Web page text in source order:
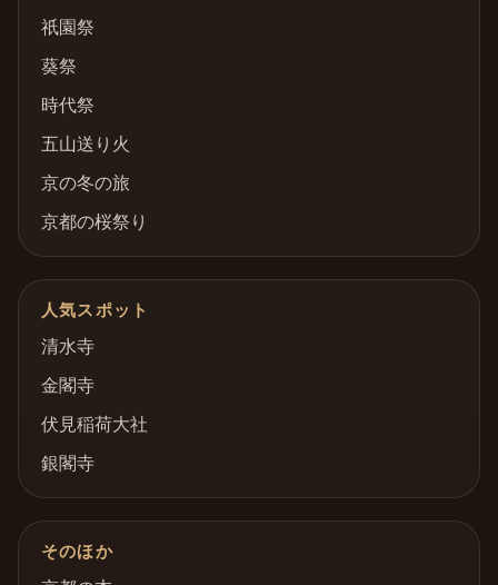
祇園祭
葵祭
時代祭
五山送り火
京の冬の旅
京都の桜祭り
人気スポット
清水寺
金閣寺
伏見稲荷大社
銀閣寺
そのほか